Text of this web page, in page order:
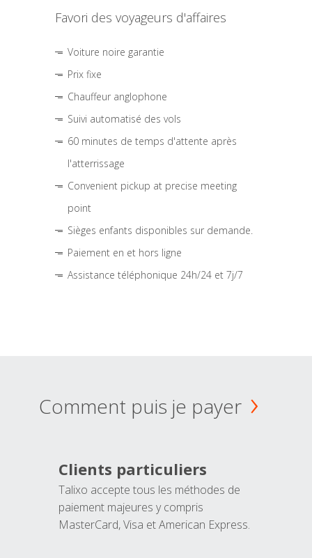
Favori des voyageurs d'affaires
Voiture noire garantie
Prix fixe
Chauffeur anglophone
Suivi automatisé des vols
60 minutes de temps d'attente après
l'atterrissage
Convenient pickup at precise meeting
point
Sièges enfants disponibles sur demande.
Paiement en et hors ligne
Assistance téléphonique 24h/24 et 7j/7
Comment puis je payer
Clients particuliers
Talixo accepte tous les méthodes de
paiement majeures y compris
MasterCard, Visa et American Express.